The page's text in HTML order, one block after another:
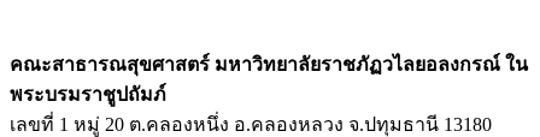
คณะสาธารณสุขศาสตร์ มหาวิทยาลัยราชภัฏวไลยอลงกรณ์ ใน
พระบรมราชูปถัมภ์
เลขที่ 1 หมู่ 20 ต.คลองหนึ่ง อ.คลองหลวง จ.ปทุมธานี 13180